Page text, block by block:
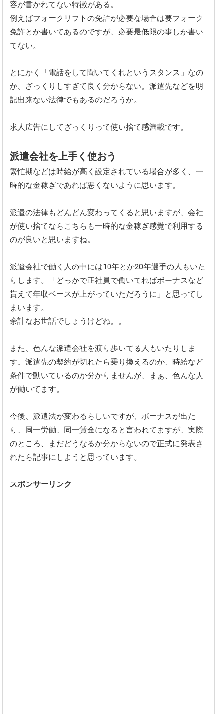
容が書かれてない特徴がある。
例えばフォークリフトの免許が必要な場合は要フォーク
免許とか書いてあるのですが、必要最低限の事しか書い
てない。
とにかく「電話をして聞いてくれというスタンス」なの
か、ざっくりしすぎて良く分からない。派遣先などを明
記出来ない法律でもあるのだろうか。
求人広告にしてざっくりって使い捨て感満載です。
派遣会社を上手く使おう
繁忙期などは時給が高く設定されている場合が多く、一
時的な金稼ぎであれば悪くないように思います。
派遣の法律もどんどん変わってくると思いますが、会社
が使い捨てならこちらも一時的な金稼ぎ感覚で利用する
のが良いと思いますね。
派遣会社で働く人の中には10年とか20年選手の人もいた
りします。「どっかで正社員で働いてればボーナスなど
貰えて年収ベースが上がっていただろうに」と思ってし
まいます。
余計なお世話でしょうけどね。。
また、色んな派遣会社を渡り歩いてる人もいたりしま
す。派遣先の契約が切れたら乗り換えるのか、時給など
条件で動いているのか分かりませんが、まぁ、色んな人
が働いてます。
今後、派遣法が変わるらしいですが、ボーナスが出た
り、同一労働、同一賃金になると言われてますが、実際
のところ、まだどうなるか分からないので正式に発表さ
れたら記事にしようと思っています。
スポンサーリンク